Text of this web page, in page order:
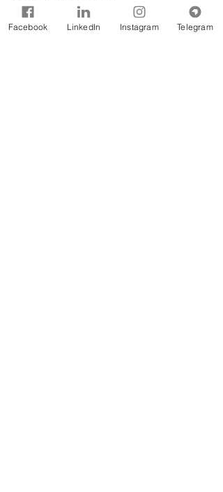
Assessoria de Comunicação CBHSF:
TantoExpresso Comunicação e Mobilização
Facebook LinkedIn Instagram Telegram